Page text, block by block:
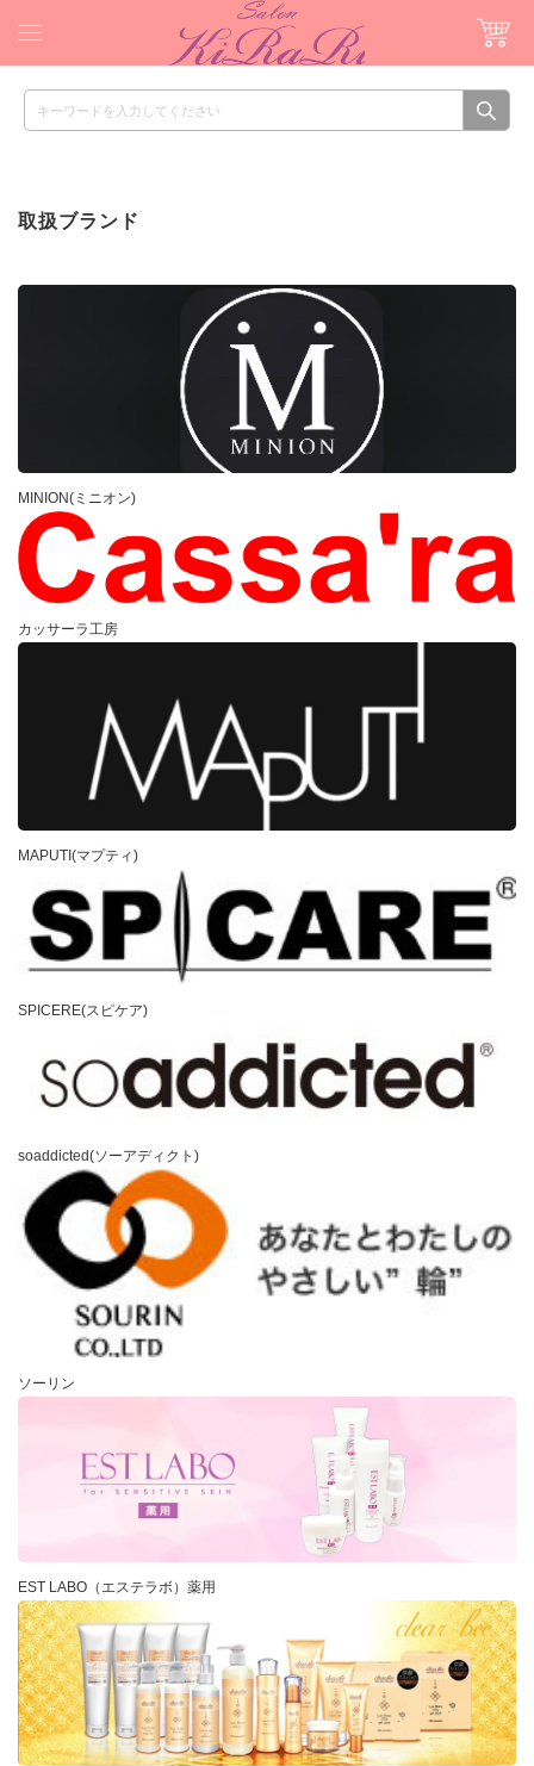
取扱ブランド
MINION(ミニオン)
カッサーラ工房
MAPUTI(マプティ)
SPICERE(スピケア)
soaddicted(ソーアディクト)
ソーリン
EST LABO（エステラボ）薬用